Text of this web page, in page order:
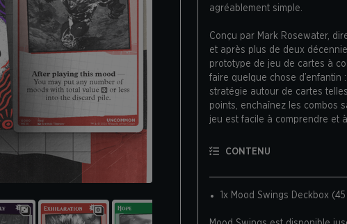
agréablement simple.
Conçu par Mark Rosewater,
et après plus de deux
prototype de jeu de cartes à
faire quelque chose d’enfantin
stratégie autour de cartes
points, enchaînez les combos
jeu est facile à comprendre et
le nécessaire pour 2 à 4
d’humeurs, vous pouvez
CONTENU
1x Mood Swings Deckbox